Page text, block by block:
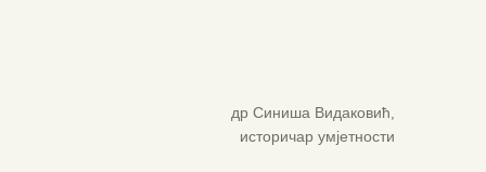
др Синиша Видаковић,
историчар умјетности